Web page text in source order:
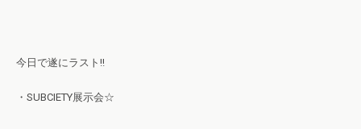
今日で遂にラスト!!
・SUBCIETY展示会☆